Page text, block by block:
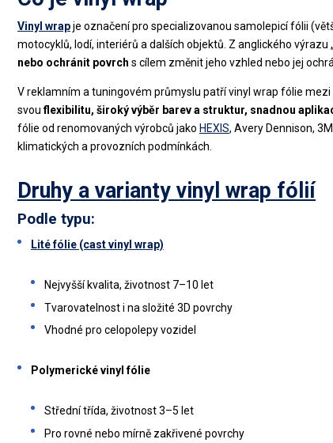
Vinyl wrapje označení pro specializovanou samolepicí fólii
motocyklů, lodí, interiérů a dalších objektů. Z anglického
nebo ochránit povrch s cílem změnit jeho vzhled nebo jej
V reklamním a tuningovém průmyslu patří vinyl wrap fólie
svouflexibilitu, široký výběr barev a struktur, snadnou
fólie od renomovaných výrobců jako HEXIS, Avery Dennison,
klimatických a provozních podmínkách.
Druhy a varianty vinyl wrap fólií
Podle typu:
Lité fólie (cast vinyl wrap)
Nejvyšší kvalita, životnost 7–10 let
Tvarovatelnost i na složité 3D povrchy
Vhodné pro celopolepy vozidel
Polymerické vinyl fólie
Střední třída, životnost 3–5 let
Pro rovné nebo mírně zakřivené povrchy